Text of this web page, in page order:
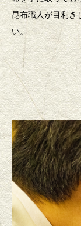
昆布職人が目利き
い。